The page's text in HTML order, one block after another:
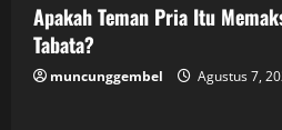
Apakah Teman Pria Itu
Tabata?
muncunggembel Agustus 7,